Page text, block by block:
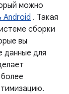
можно
Android . Такая
сборки
вы
данные для
более